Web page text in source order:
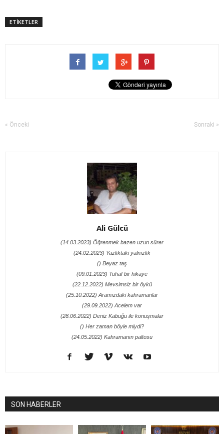
ETİKETLER
« Önceki Sonraki »
Ali Gülcü
(14.03.2023) Öğrenmek bazen uzun sürer
(24.02.2023) Yazlıktaki yalnızlık
() Beyaz taş
(09.01.2023) Tuhaf bir hikaye
(22.12.2022) Mevsimsiz bir öykü
(25.10.2022) Aramızdaki kahramanlar
(29.09.2022) Acelem var
(28.06.2022) Deniz Kabuğu ile konuşmalar
() Her zaman böyle miydi?
(24.05.2022) Kahramanın paltosu
SON HABERLER